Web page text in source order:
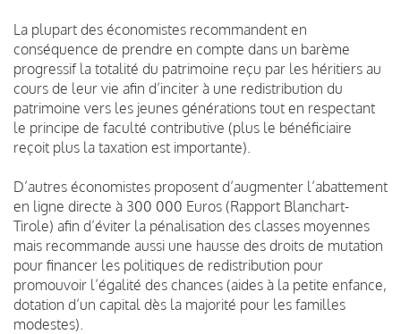
La plupart des économistes recommandent en
conséquence de prendre en compte dans un barème
progressif la totalité du patrimoine reçu par les héritiers au
cours de leur vie afin d’inciter à une redistribution du
patrimoine vers les jeunes générations tout en respectant
le principe de faculté contributive (plus le bénéficiaire
reçoit plus la taxation est importante).
D’autres économistes proposent d’augmenter l’abattement
en ligne directe à 300 000 Euros (Rapport Blanchart-
Tirole) afin d’éviter la pénalisation des classes moyennes
mais recommande aussi une hausse des droits de mutation
pour financer les politiques de redistribution pour
promouvoir l’égalité des chances (aides à la petite enfance,
dotation d’un capital dès la majorité pour les familles
modestes).